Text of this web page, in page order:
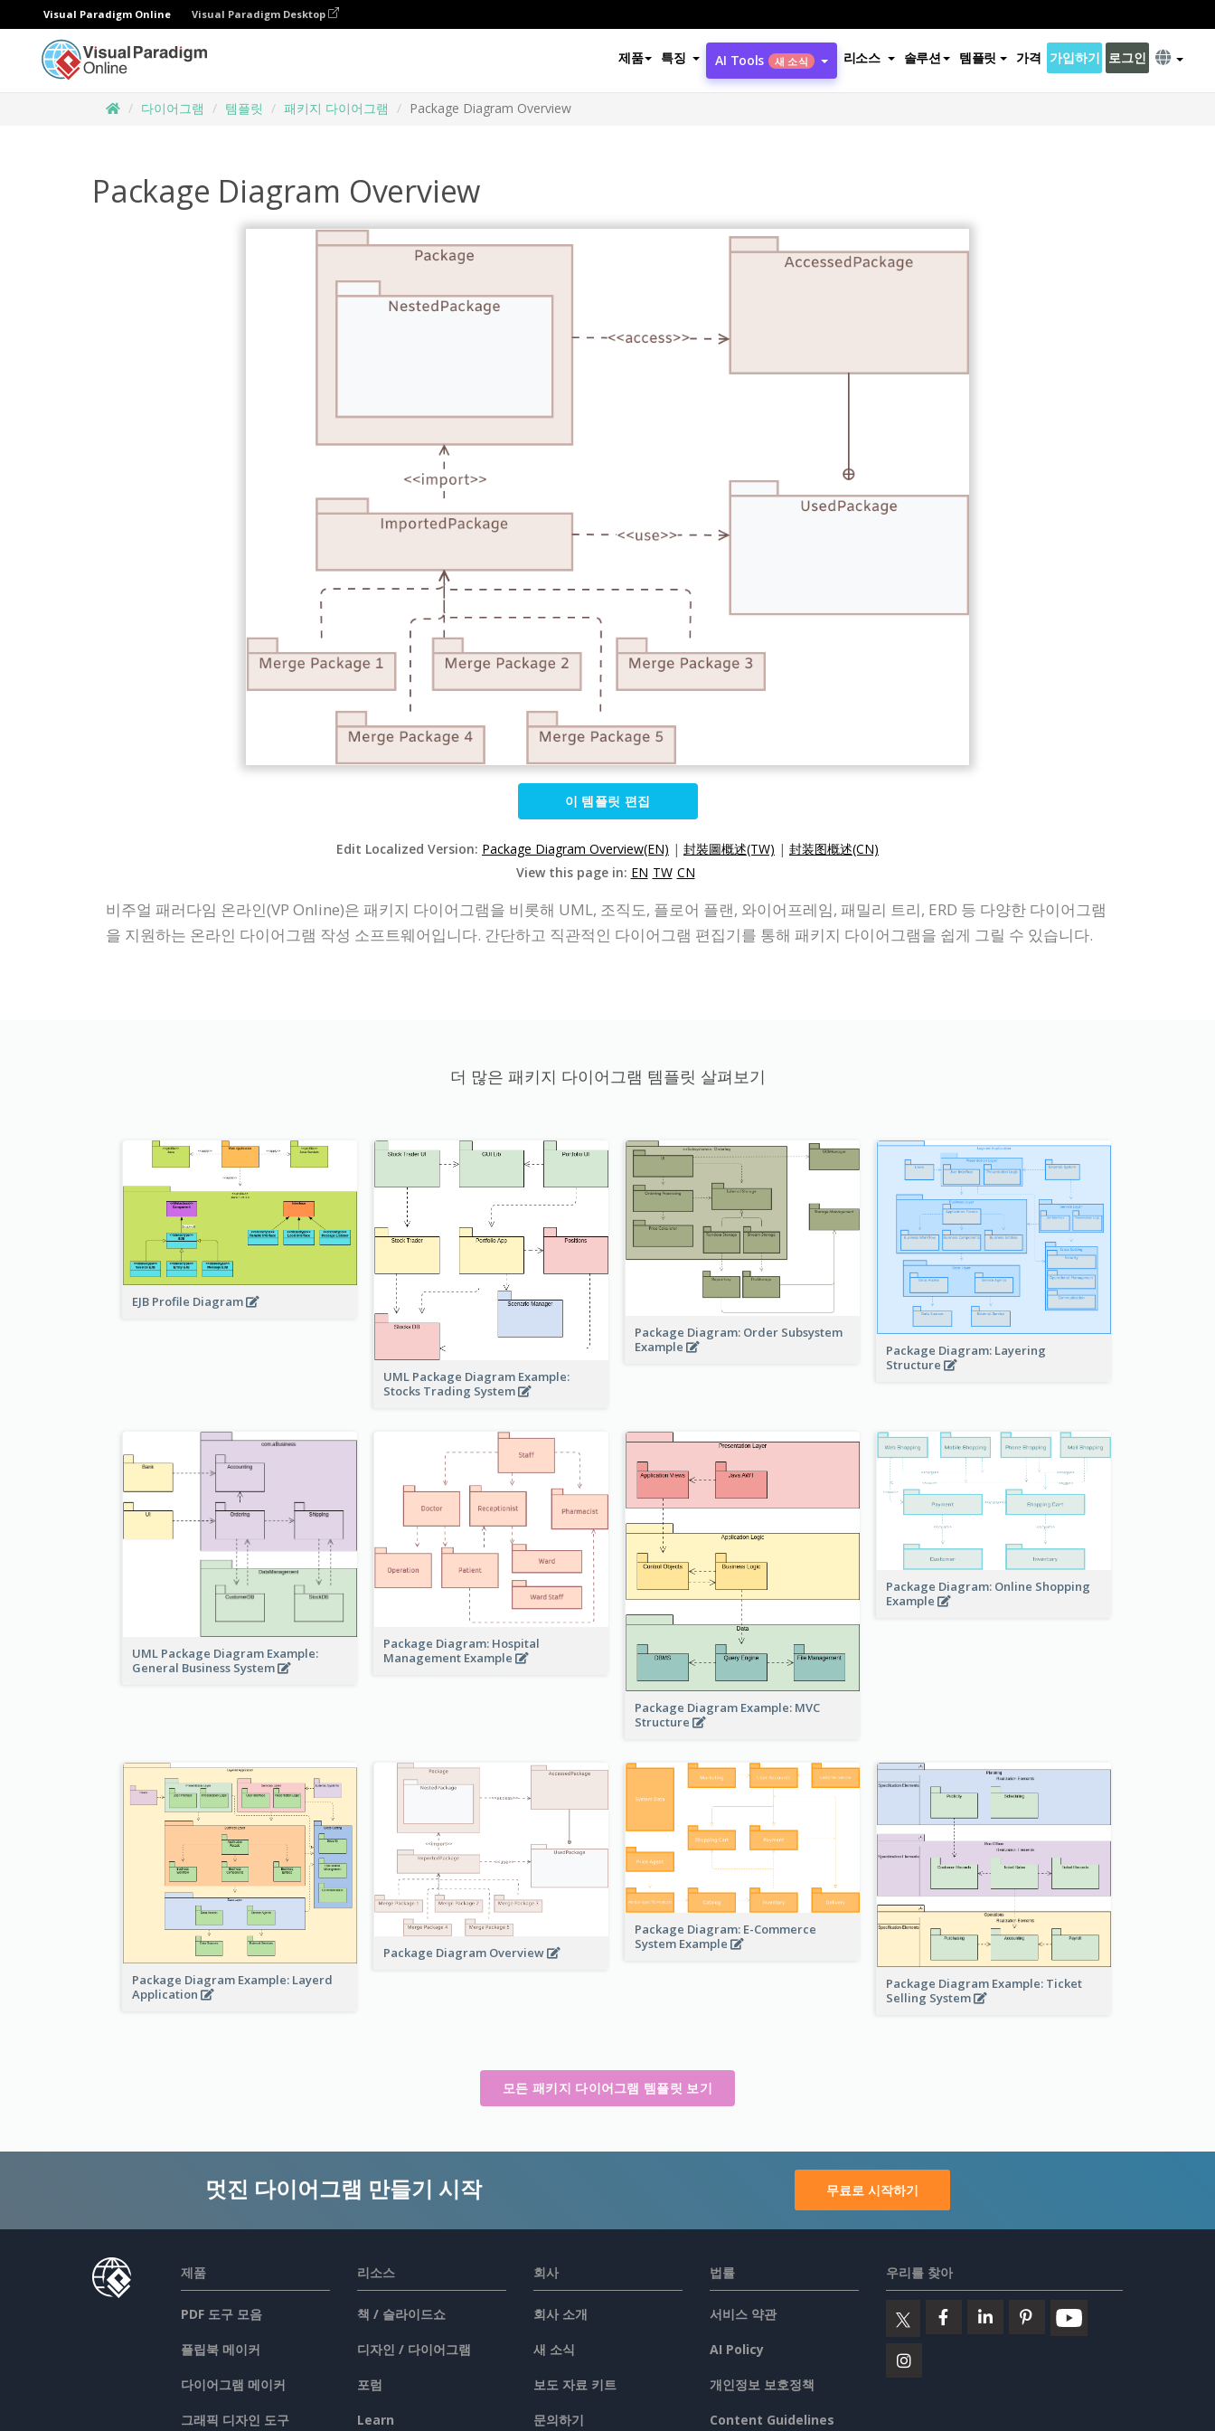
Visual Paradigm Online Visual Paradigm Desktop
제품 특징 AI Tools 새 소식 리소스 솔루션 템플릿 가격 가입하기 로그인
다이어그램 템플릿 패키지 다이어그램 Package Diagram Overview
Package Diagram Overview
이 템플릿 편집
Edit Localized Version: Package Diagram Overview(EN) | 封裝圖概述(TW) | 封装图概述(CN)
View this page in: EN TW CN
비주얼 패러다임 온라인(VP Online)은 패키지 다이어그램을 비롯해 UML, 조직도, 플로어 플랜, 와이어프레임, 패밀리 트리, ERD 등 다양한 다이어그램
을 지원하는 온라인 다이어그램 작성 소프트웨어입니다. 간단하고 직관적인 다이어그램 편집기를 통해 패키지 다이어그램을 쉽게 그릴 수 있습니다.
더 많은 패키지 다이어그램 템플릿 살펴보기
EJB Profile Diagram
UML Package Diagram Example:
Stocks Trading System
Package Diagram: Order Subsystem
Example
Package Diagram: Layering
Structure
UML Package Diagram Example:
General Business System
Package Diagram: Hospital
Management Example
Package Diagram Example: MVC
Structure
Package Diagram: Online Shopping
Example
Package Diagram Example: Layerd
Application
Package Diagram Overview
Package Diagram: E-Commerce
System Example
Package Diagram Example: Ticket
Selling System
모든 패키지 다이어그램 템플릿 보기
멋진 다이어그램 만들기 시작 무료로 시작하기
제품
PDF 도구 모음
플립북 메이커
다이어그램 메이커
그래픽 디자인 도구
리소스
책 / 슬라이드쇼
디자인 / 다이어그램
포럼
Learn
회사
회사 소개
새 소식
보도 자료 키트
문의하기
법률
서비스 약관
AI Policy
개인정보 보호정책
Content Guidelines
우리를 찾아